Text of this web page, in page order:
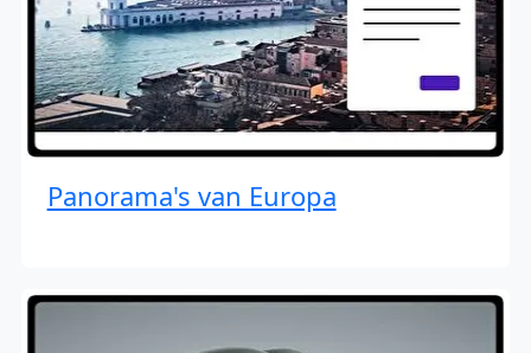
Panorama's van Europa